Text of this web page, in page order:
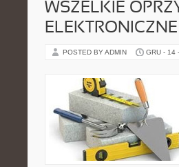
WSZELKIE
POSTED BY ADMIN GRU - 14